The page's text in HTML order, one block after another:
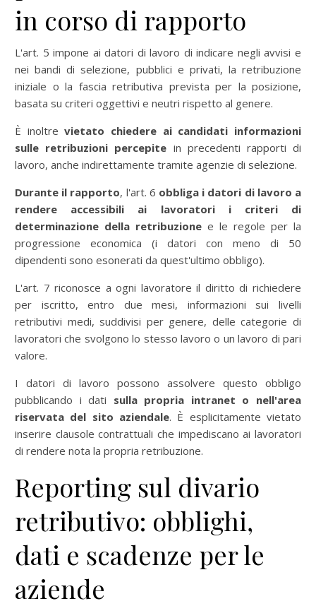
in corso di rapporto
L'art. 5 impone ai datori di lavoro di indicare negli avvisi e
nei bandi di selezione, pubblici e privati, la retribuzione
iniziale o la fascia retributiva prevista per la posizione,
basata su criteri oggettivi e neutri rispetto al genere.
È inoltrevietato chiedere ai candidati informazioni
sulle retribuzioni percepite in precedenti rapporti di
lavoro, anche indirettamente tramite agenzie di selezione.
Durante il rapporto, l'art. 6 obbliga i datori di lavoro a
rendere accessibili ai lavoratori i criteri di
determinazione della retribuzione e le regole per la
progressione economica (i datori con meno di 50
dipendenti sono esonerati da quest'ultimo obbligo).
L'art. 7 riconosce a ogni lavoratore il diritto di richiedere
per iscritto, entro due mesi, informazioni sui livelli
retributivi medi, suddivisi per genere, delle categorie di
lavoratori che svolgono lo stesso lavoro o un lavoro di pari
valore.
I datori di lavoro possono assolvere questo obbligo
pubblicando i dati sulla propria intranet o nell'area
riservata del sito aziendale. È esplicitamente vietato
inserire clausole contrattuali che impediscano ai lavoratori
di rendere nota la propria retribuzione.
Reporting sul divario
retributivo: obblighi,
dati e scadenze per le
aziende